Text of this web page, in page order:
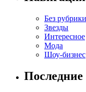
Без рубрики
Звезды
Интересное
Мода
Шоу-бизнес
Последние